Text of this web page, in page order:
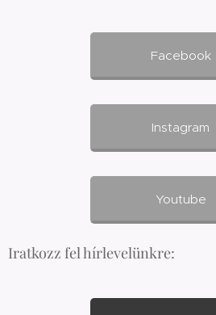
Facebook
Instagram
Youtube
Iratkozz fel hírlevelünkre: